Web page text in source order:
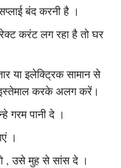
बंद करनी है ।
करंट लग रहा है तो घर
या इलेक्ट्रिक सामान से
करके अलग करें।
गरम पानी दे ।
।
, उसे मुह से सांस दे ।